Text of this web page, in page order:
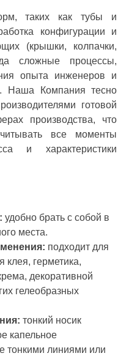
таких как тубы и
конфигурации и
(крышки, колпачки,
сложные процессы,
опыта инженеров и
Наша Компания тесно
готовой
производства, что
все моменты
и характеристики
удобно брать с собой в
места.
подходит для
клея, герметика,
декоративной
гелеобразных
тонкий носик
капельное
тонкими линиями или